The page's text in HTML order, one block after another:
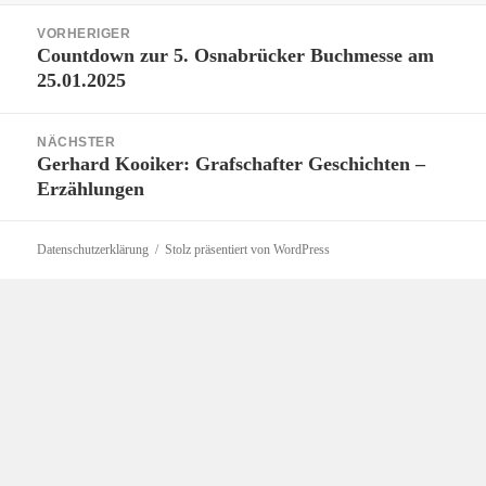
VORHERIGER
Vorheriger
Beitrag:
Countdown zur 5. Osnabrücker Buchmesse am
25.01.2025
NÄCHSTER
Nächster
Beitrag:
Gerhard Kooiker: Grafschafter Geschichten –
Erzählungen
Datenschutzerklärung Stolz präsentiert von WordPress